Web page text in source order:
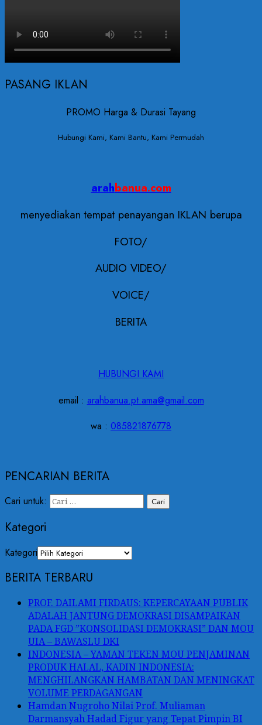
PASANG IKLAN
PROMO Harga & Durasi Tayang
Hubungi Kami, Kami Bantu, Kami Permudah
arahbanua.com
menyediakan tempat penayangan IKLAN berupa
FOTO/
AUDIO VIDEO/
VOICE/
BERITA
HUBUNGI KAMI
email : arahbanua.pt.ama@gmail.com
wa : 085821876778
PENCARIAN BERITA
Cari untuk:
Kategori
Kategori
BERITA TERBARU
PROF. DAILAMI FIRDAUS: KEPERCAYAAN PUBLIK
ADALAH JANTUNG DEMOKRASI DISAMPAIKAN
PADA FGD ”KONSOLIDASI DEMOKRASI” DAN MOU
UIA – BAWASLU DKI
INDONESIA – YAMAN TEKEN MOU PENJAMINAN
PRODUK HALAL, KADIN INDONESIA:
MENGHILANGKAN HAMBATAN DAN MENINGKAT
VOLUME PERDAGANGAN
Hamdan Nugroho Nilai Prof. Muliaman
Darmansyah Hadad Figur yang Tepat Pimpin BI